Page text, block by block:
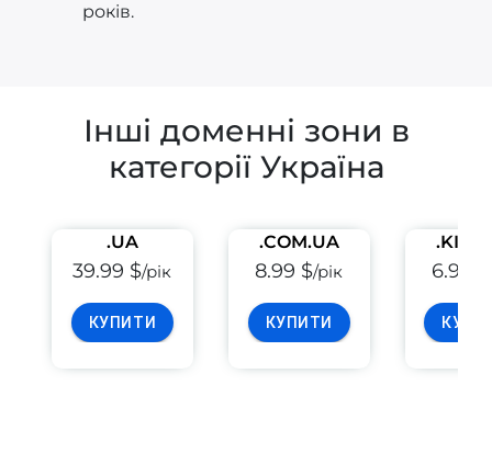
років.
Інші доменні зони в
категорії Україна
.UA
39.99 $/рік
КУПИТИ
.COM.UA
8.99 $/рік
КУПИТИ
6.99 $